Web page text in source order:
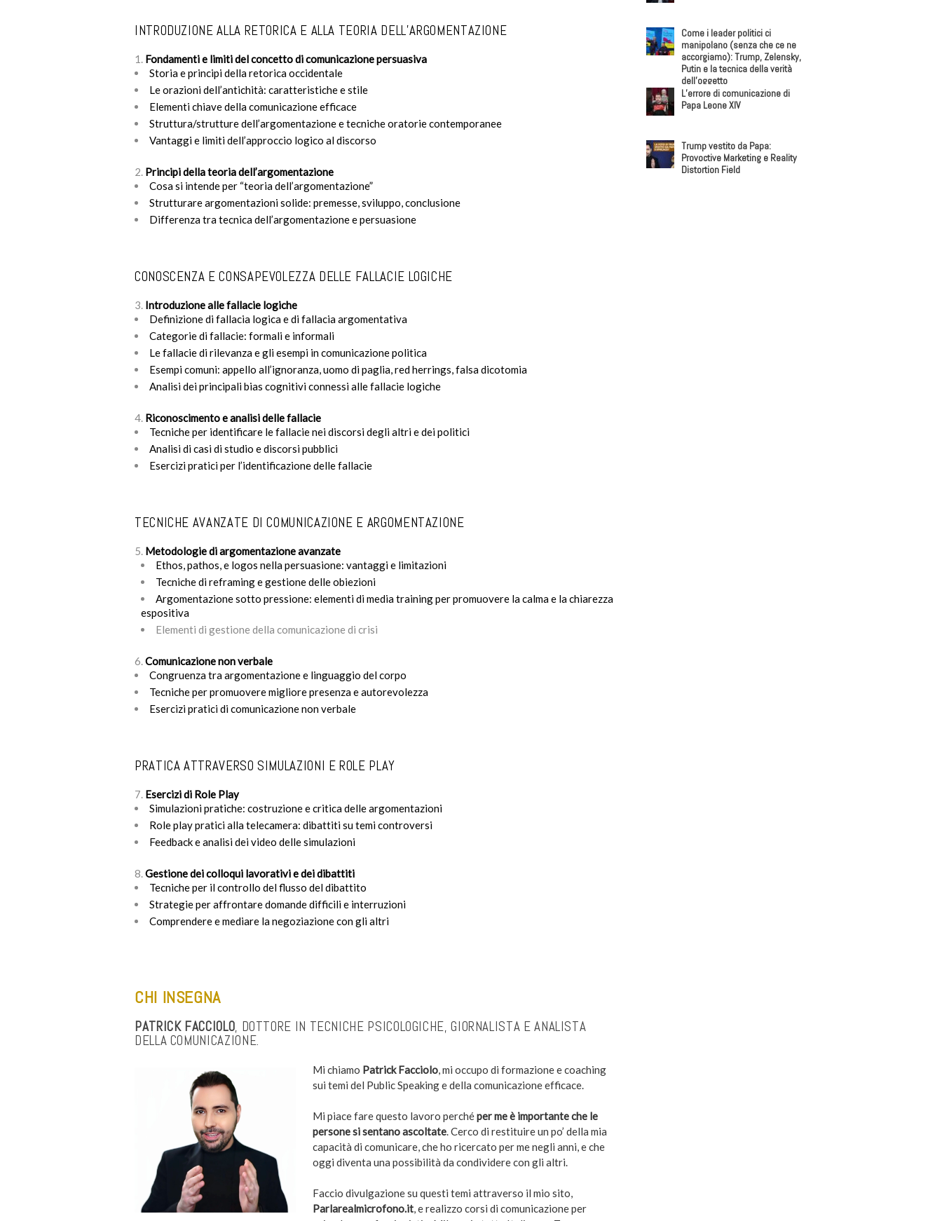
INTRODUZIONE ALLA RETORICA E ALLA TEORIA DELL’ARGOMENTAZIONE
Fondamenti e limiti del concetto di comunicazione persuasiva
Storia e principi della retorica occidentale
Le orazioni dell’antichità: caratteristiche e stile
Elementi chiave della comunicazione efficace
Struttura/strutture dell’argomentazione e tecniche oratorie contemporanee
Vantaggi e limiti dell’approccio logico al discorso
Principi della teoria dell’argomentazione
Cosa si intende per “teoria dell’argomentazione”
Strutturare argomentazioni solide: premesse, sviluppo, conclusione
Differenza tra tecnica dell’argomentazione e persuasione
CONOSCENZA E CONSAPEVOLEZZA DELLE FALLACIE LOGICHE
Introduzione alle fallacie logiche
Definizione di fallacia logica e di fallacia argomentativa
Categorie di fallacie: formali e informali
Le fallacie di rilevanza e gli esempi in comunicazione politica
Esempi comuni: appello all’ignoranza, uomo di paglia, red herrings, falsa dicotomia
Analisi dei principali bias cognitivi connessi alle fallacie logiche
Riconoscimento e analisi delle fallacie
Tecniche per identificare le fallacie nei discorsi degli altri e dei politici
Analisi di casi di studio e discorsi pubblici
Esercizi pratici per l’identificazione delle fallacie
TECNICHE AVANZATE DI COMUNICAZIONE E ARGOMENTAZIONE
Metodologie di argomentazione avanzate
Ethos, pathos, e logos nella persuasione: vantaggi e limitazioni
Tecniche di reframing e gestione delle obiezioni
Argomentazione sotto pressione: elementi di media training per promuovere la calma e la chiarezza
espositiva
Elementi di gestione della comunicazione di crisi
Comunicazione non verbale
Congruenza tra argomentazione e linguaggio del corpo
Tecniche per promuovere migliore presenza e autorevolezza
Esercizi pratici di comunicazione non verbale
PRATICA ATTRAVERSO SIMULAZIONI E ROLE PLAY
Esercizi di Role Play
Simulazioni pratiche: costruzione e critica delle argomentazioni
Role play pratici alla telecamera: dibattiti su temi controversi
Feedback e analisi dei video delle simulazioni
Gestione dei colloqui lavorativi e dei dibattiti
Tecniche per il controllo del flusso del dibattito
Strategie per affrontare domande difficili e interruzioni
Comprendere e mediare la negoziazione con gli altri
CHI INSEGNA
PATRICK FACCIOLO, DOTTORE IN TECNICHE PSICOLOGICHE, GIORNALISTA E ANALISTA
DELLA COMUNICAZIONE.
Mi chiamo Patrick Facciolo, mi occupo di formazione e coaching
sui temi del Public Speaking e della comunicazione efficace.
Mi piace fare questo lavoro perchéper me è importante che le
persone si sentano ascoltate. Cerco di restituire un po’ della mia
capacità di comunicare, che ho ricercato per me negli anni, e che
oggi diventa una possibilità da condividere con gli altri.
Faccio divulgazione su questi temi attraverso il mio sito,
Parlarealmicrofono.it, e realizzo corsi di comunicazione per
Come i leader politici ci
manipolano (senza che ce ne
accorgiamo): Trump, Zelensky,
Putin e la tecnica della verità
dell’oggetto
L’errore di comunicazione di
Papa Leone XIV
Trump vestito da Papa:
Provoctive Marketing e Reality
Distortion Field